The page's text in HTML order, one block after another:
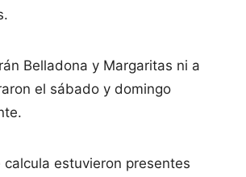
Belladona y Margaritas ni a
el sábado y domingo
calcula estuvieron presentes